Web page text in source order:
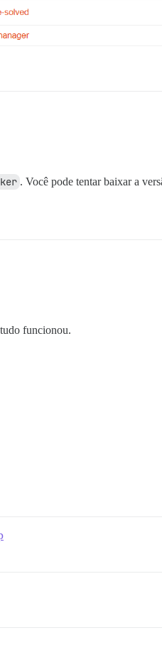
. Você pode tentar baixar a
funcionou.